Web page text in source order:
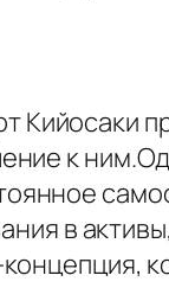
Кийосаки
к
в